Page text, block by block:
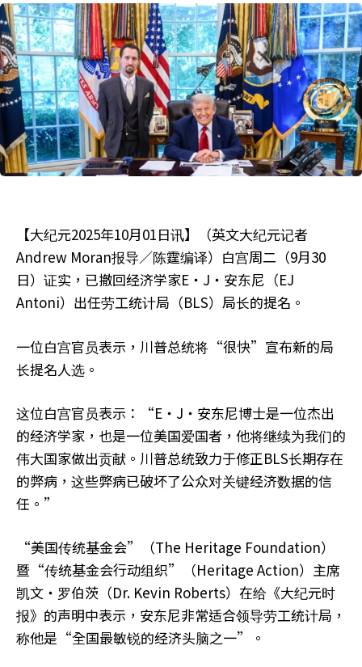
【大纪元2025年10月01日讯】（英文大纪元记者
Andrew Moran报导／陈霆编译）白宫周二（9月30
日）证实，已撤回经济学家E‧J‧安东尼（EJ
Antoni）出任劳工统计局（BLS）局长的提名。
一位白宫官员表示，川普总统将“很快”宣布新的局
长提名人选。
这位白宫官员表示：“E‧J‧安东尼博士是一位杰出
的经济学家，也是一位美国爱国者，他将继续为我们的
伟大国家做出贡献。川普总统致力于修正BLS长期存在
的弊病，这些弊病已破坏了公众对关键经济数据的信
任。”
“美国传统基金会”（The Heritage Foundation）
暨“传统基金会行动组织”（Heritage Action）主席
凯文‧罗伯茨（Dr. Kevin Roberts）在给《大纪元时
报》的声明中表示，安东尼非常适合领导劳工统计局，
称他是“全国最敏锐的经济头脑之一”。